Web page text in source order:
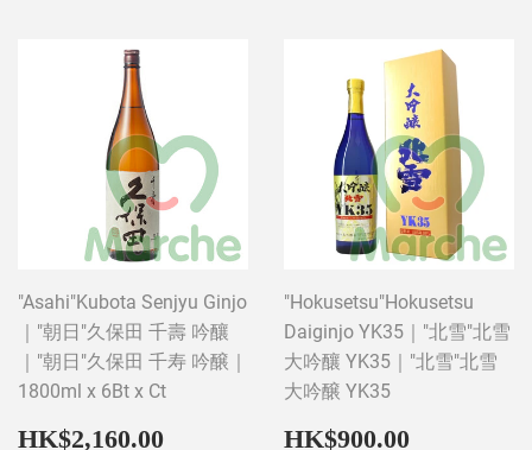
"Asahi"Kubota Senjyu Ginjo
｜"朝日"久保田 千壽 吟釀
｜"朝日"久保田 千寿 吟醸｜
1800ml x 6Bt x Ct
Regular
HK$2,160.00 HK$2,160.00
"Hokusetsu"Hokusetsu
Daiginjo YK35｜"北雪"北雪
大吟釀 YK35｜"北雪"北雪
大吟醸 YK35
Regular
HK$900.00